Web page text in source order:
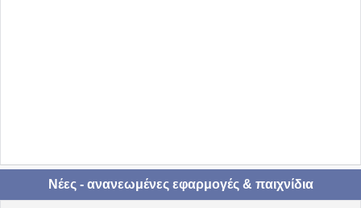
Νέες - ανανεωμένες εφαρμογές & παιχνίδια